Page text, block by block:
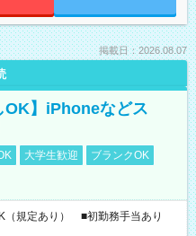
掲載日：2026.08.07
OK】iPhoneなどス
大学生歓迎
ブランクOK
規定あり） ■初勤務手当あり